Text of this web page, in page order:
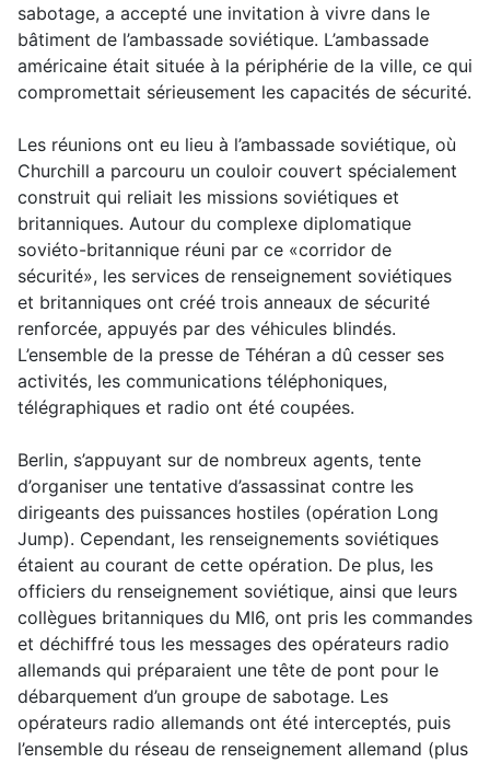
sabotage, a accepté une invitation à vivre dans le
bâtiment de l’ambassade soviétique. L’ambassade
américaine était située à la périphérie de la ville, ce qui
compromettait sérieusement les capacités de sécurité.
Les réunions ont eu lieu à l’ambassade soviétique, où
Churchill a parcouru un couloir couvert spécialement
construit qui reliait les missions soviétiques et
britanniques. Autour du complexe diplomatique
soviéto-britannique réuni par ce «corridor de
sécurité», les services de renseignement soviétiques
et britanniques ont créé trois anneaux de sécurité
renforcée, appuyés par des véhicules blindés.
L’ensemble de la presse de Téhéran a dû cesser ses
activités, les communications téléphoniques,
télégraphiques et radio ont été coupées.
Berlin, s’appuyant sur de nombreux agents, tente
d’organiser une tentative d’assassinat contre les
dirigeants des puissances hostiles (opération Long
Jump). Cependant, les renseignements soviétiques
étaient au courant de cette opération. De plus, les
officiers du renseignement soviétique, ainsi que leurs
collègues britanniques du MI6, ont pris les commandes
et déchiffré tous les messages des opérateurs radio
allemands qui préparaient une tête de pont pour le
débarquement d’un groupe de sabotage. Les
opérateurs radio allemands ont été interceptés, puis
l’ensemble du réseau de renseignement allemand (plus